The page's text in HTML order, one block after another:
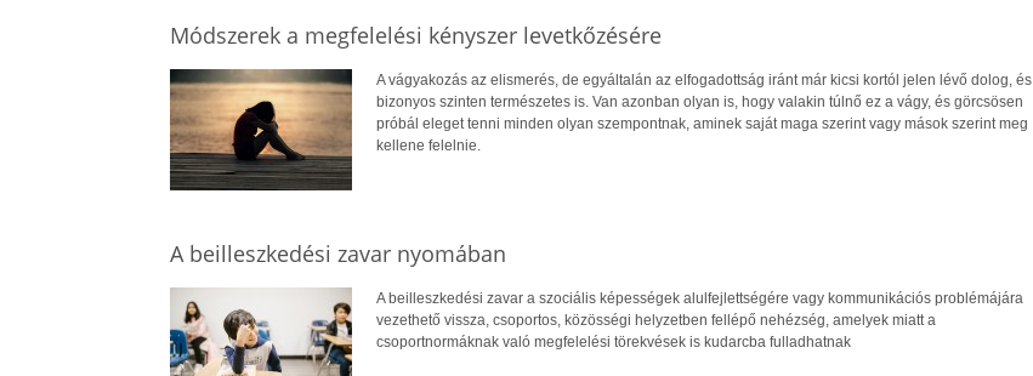
Módszerek a megfelelési kényszer levetkőzésére
A vágyakozás az elismerés, de egyáltalán az elfogadottság iránt már kicsi kortól jelen lévő dolog, és
bizonyos szinten természetes is. Van azonban olyan is, hogy valakin túlnő ez a vágy, és görcsösen
próbál eleget tenni minden olyan szempontnak, aminek saját maga szerint vagy mások szerint meg
kellene felelnie.
A beilleszkedési zavar nyomában
A beilleszkedési zavar a szociális képességek alulfejlettségére vagy kommunikációs problémájára
vezethető vissza, csoportos, közösségi helyzetben fellépő nehézség, amelyek miatt a
csoportnormáknak való megfelelési törekvések is kudarcba fulladhatnak